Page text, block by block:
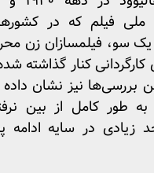
ملی فیلم که در
یک سو، فیلمسازان زن
بررسی‌ها نیز نشان
طور کامل از بین
زیادی در سایه ادامه